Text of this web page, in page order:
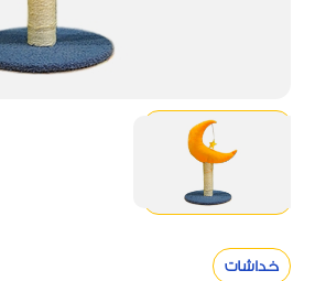
خداشات